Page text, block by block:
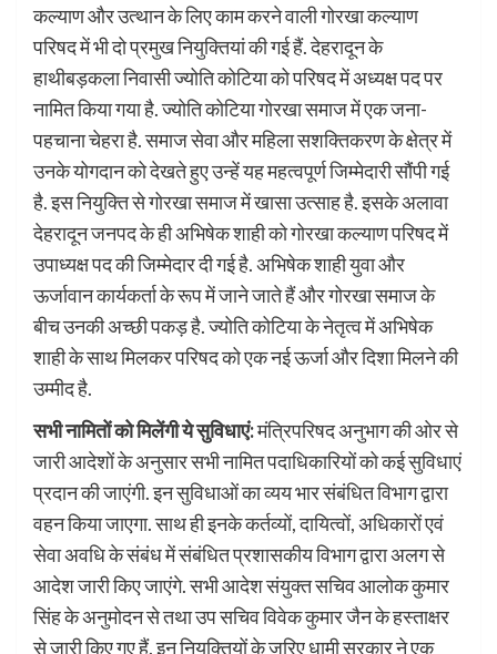
कल्याण और उत्थान के लिए काम करने वाली गोरखा कल्याण
परिषद में भी दो प्रमुख नियुक्तियां की गई हैं. देहरादून के
हाथीबड़कला निवासी ज्योति कोटिया को परिषद में अध्यक्ष पद पर
नामित किया गया है. ज्योति कोटिया गोरखा समाज में एक जना-
पहचाना चेहरा है. समाज सेवा और महिला सशक्तिकरण के क्षेत्र में
उनके योगदान को देखते हुए उन्हें यह महत्वपूर्ण जिम्मेदारी सौंपी गई
है. इस नियुक्ति से गोरखा समाज में खासा उत्साह है. इसके अलावा
देहरादून जनपद के ही अभिषेक शाही को गोरखा कल्याण परिषद में
उपाध्यक्ष पद की जिम्मेदार दी गई है. अभिषेक शाही युवा और
ऊर्जावान कार्यकर्ता के रूप में जाने जाते हैं और गोरखा समाज के
बीच उनकी अच्छी पकड़ है. ज्योति कोटिया के नेतृत्व में अभिषेक
शाही के साथ मिलकर परिषद को एक नई ऊर्जा और दिशा मिलने की
उम्मीद है.
सभी नामितों को मिलेंगी ये सुविधाएं:मंत्रिपरिषद अनुभाग की ओर से
जारी आदेशों के अनुसार सभी नामित पदाधिकारियों को कई सुविधाएं
प्रदान की जाएंगी. इन सुविधाओं का व्यय भार संबंधित विभाग द्वारा
वहन किया जाएगा. साथ ही इनके कर्तव्यों, दायित्वों, अधिकारों एवं
सेवा अवधि के संबंध में संबंधित प्रशासकीय विभाग द्वारा अलग से
आदेश जारी किए जाएंगे. सभी आदेश संयुक्त सचिव आलोक कुमार
सिंह के अनुमोदन से तथा उप सचिव विवेक कुमार जैन के हस्ताक्षर
से जारी किए गए हैं. इन नियुक्तियों के जरिए धामी सरकार ने एक